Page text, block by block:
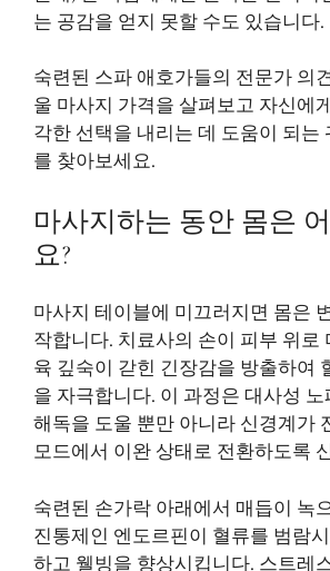
는 공감을 얻지 못할 수도 있습니다.
숙련된 스파 애호가들의 전문가 의
울 마사지 가격을 살펴보고 자신에
각한 선택을 내리는 데 도움이 되는
를 찾아보세요.
마사지하는 동안 몸은
요?
마사지 테이블에 미끄러지면 몸은
작합니다. 치료사의 손이 피부 위로
육 깊숙이 갇힌 긴장감을 방출하여
을 자극합니다. 이 과정은 대사성
해독을 도울 뿐만 아니라 신경계가
모드에서 이완 상태로 전환하도록
숙련된 손가락 아래에서 매듭이 녹
진통제인 엔도르핀이 혈류를 범람
하고 웰빙을 향상시킵니다. 스트레